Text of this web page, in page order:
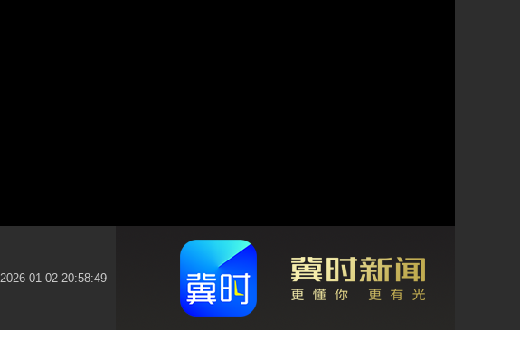
2026-01-02 20:58:49